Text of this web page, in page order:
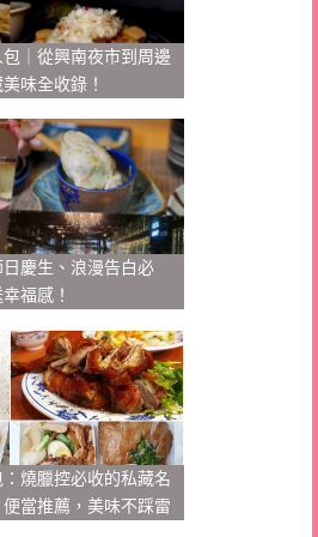
｜從興南夜市到周邊
味全收錄！
慶生、浪漫告白必
福感！
燒臘控必收的私藏名
當推薦，美味不踩雷